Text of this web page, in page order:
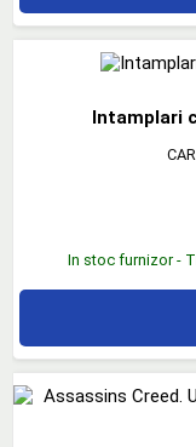
Intamplari
In stoc furnizor -